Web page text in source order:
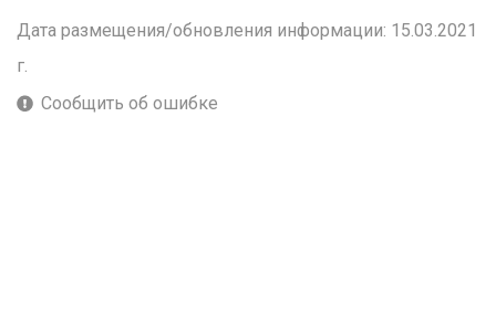
Дата размещения/обновления информации: 15.03.2021
г.
Сообщить об ошибке